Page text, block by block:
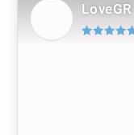
LoveGR